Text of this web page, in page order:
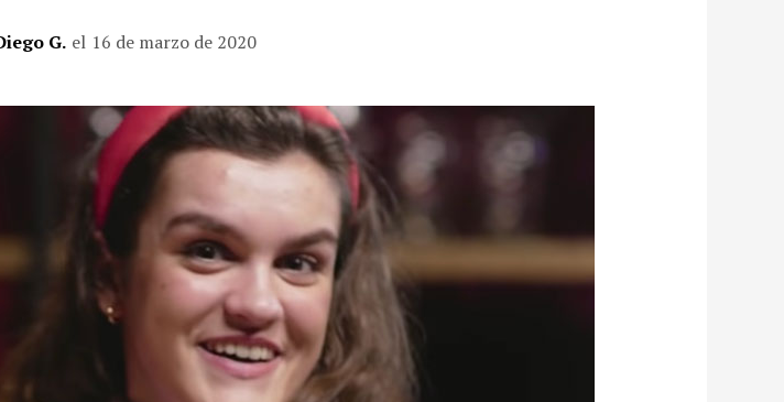
G. el 16 de marzo de 2020